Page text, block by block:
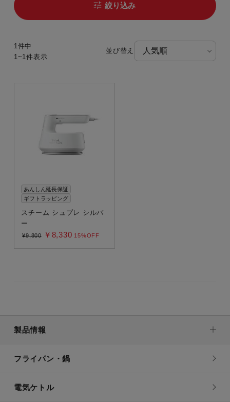
最新の売れ筋ランキング
アイロン・衣類スチーマー
衣類スチーマーアイロン兼用タイプ(2way)
製品タイプ
ラッピング・熨斗対応
絞り込み
1件中
1~1件表示
並び替え
あんしん延長保証
ギフトラッピング
スチーム シュプレ シルバ
ー
¥9,800 ￥8,330 15%OFF
製品情報
フライパン・鍋
電気ケトル